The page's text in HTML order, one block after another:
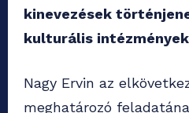
kinevezések
kulturális
Nagy Ervin az
meghatározó